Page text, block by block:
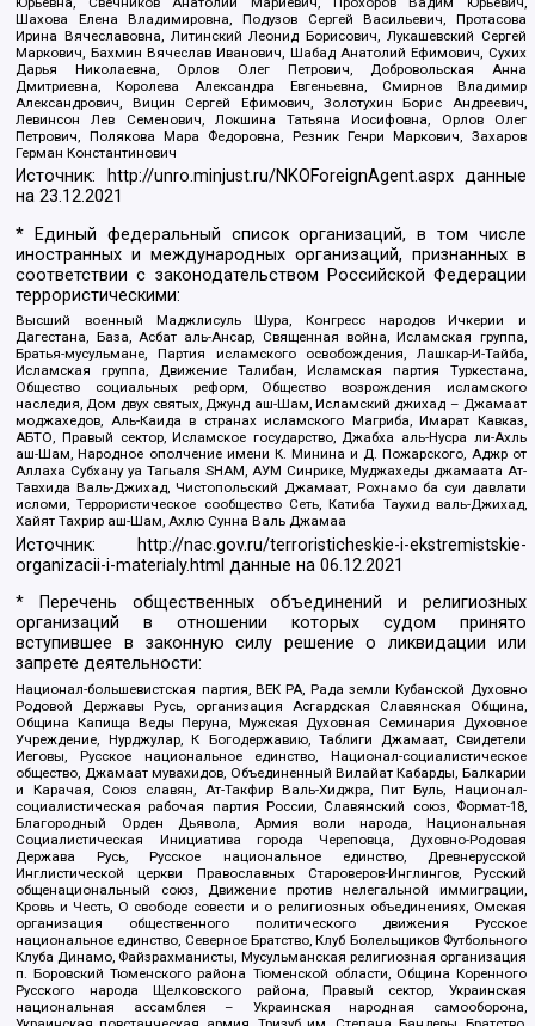
Шахова Елена Владимировна, Подузов Сергей Васильевич, Протасова
Ирина Вячеславовна, Литинский Леонид Борисович, Лукашевский Сергей
Маркович, Бахмин Вячеслав Иванович, Шабад Анатолий Ефимович, Сухих
Дарья Николаевна, Орлов Олег Петрович, Добровольская Анна
Дмитриевна, Королева Александра Евгеньевна, Смирнов Владимир
Александрович, Вицин Сергей Ефимович, Золотухин Борис Андреевич,
Левинсон Лев Семенович, Локшина Татьяна Иосифовна, Орлов Олег
Петрович, Полякова Мара Федоровна, Резник Генри Маркович, Захаров
Герман Константинович
Источник: http://unro.minjust.ru/NKOForeignAgent.aspxданные
на23.12.2021
* Единый федеральный список организаций, в том числе
иностранных и международных организаций, признанных в
соответствии с законодательством Российской Федерации
террористическими:
Высший военный Маджлисуль Шура, Конгресс народов Ичкерии и
Дагестана, База, Асбат аль-Ансар, Священная война, Исламская группа,
Братья-мусульмане, Партия исламского освобождения, Лашкар-И-Тайба,
Исламская группа, Движение Талибан, Исламская партия Туркестана,
Общество социальных реформ, Общество возрождения исламского
наследия, Дом двух святых, Джунд аш-Шам, Исламский джихад – Джамаат
моджахедов, Аль-Каида в странах исламского Магриба, Имарат Кавказ,
АБТО, Правый сектор, Исламское государство, Джабха аль-Нусра ли-Ахль
аш-Шам, Народное ополчение имени К. Минина и Д. Пожарского, Аджр от
Аллаха Субхану уа Тагьаля SHAM, АУМ Синрике, Муджахеды джамаата Ат-
Тавхида Валь-Джихад, Чистопольский Джамаат, Рохнамо ба суи давлати
исломи, Террористическое сообщество Сеть, Катиба Таухид валь-Джихад,
Хайят Тахрир аш-Шам, Ахлю Сунна Валь Джамаа
Источник:
http://nac.gov.ru/terroristicheskie-i-ekstremistskie-
organizacii-i-materialy.html данные на06.12.2021
* Перечень общественных объединений и религиозных
организаций в отношении которых судом принято
вступившее в законную силу решение о ликвидации или
запрете деятельности:
Национал-большевистская партия, ВЕК РА, Рада земли Кубанской Духовно
Родовой Державы Русь, организация Асгардская Славянская Община,
Община Капища Веды Перуна, Мужская Духовная Семинария Духовное
Учреждение, Нурджулар, К Богодержавию, Таблиги Джамаат, Свидетели
Иеговы, Русское национальное единство, Национал-социалистическое
общество, Джамаат мувахидов, Объединенный Вилайат Кабарды, Балкарии
и Карачая, Союз славян, Ат-Такфир Валь-Хиджра, Пит Буль, Национал-
социалистическая рабочая партия России, Славянский союз, Формат-18,
Благородный Орден Дьявола, Армия воли народа, Национальная
Социалистическая Инициатива города Череповца, Духовно-Родовая
Держава Русь, Русское национальное единство, Древнерусской
Инглистической церкви Православных Староверов-Инглингов, Русский
общенациональный союз, Движение против нелегальной иммиграции,
Кровь и Честь, О свободе совести и о религиозных объединениях, Омская
организация общественного политического движения Русское
национальное единство, Северное Братство, Клуб Болельщиков Футбольного
Клуба Динамо, Файзрахманисты, Мусульманская религиозная организация
п. Боровский Тюменского района Тюменской области, Община Коренного
Русского народа Щелковского района, Правый сектор, Украинская
национальная ассамблея – Украинская народная самооборона,